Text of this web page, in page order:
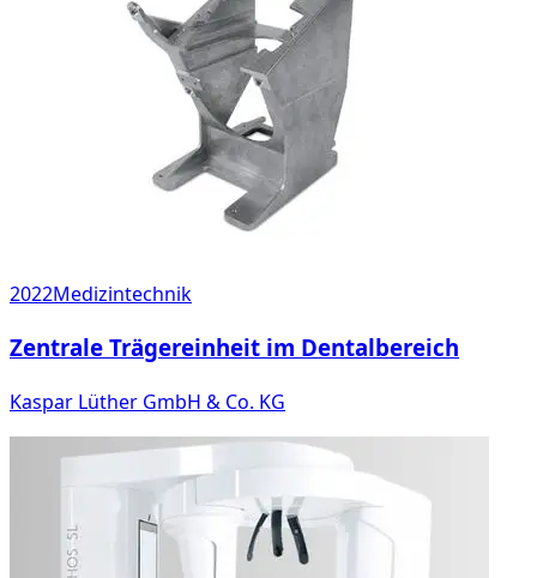
2022Medizintechnik
Zentrale Trägereinheit im Dentalbereich
Kaspar Lüther GmbH & Co. KG